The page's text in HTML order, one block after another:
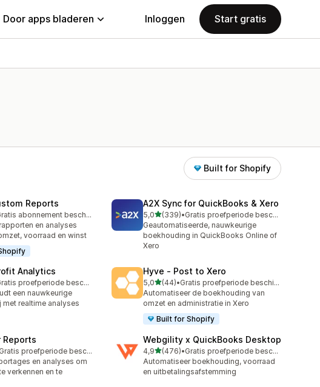
Door apps bladeren Inloggen Start gratis
Built for Shopify
Reports
in totaal
Gratis abonnement beschikbaar
en analyses
voorraad en winst
A2X Sync for QuickBooks & Xero
5,0van 5 sterren
(339)
339 recensies in totaal
•
Gratis proefperiode beschikbaar
Geautomatiseerde, nauwkeurige
boekhouding in QuickBooks Online of
Xero
Analytics
in totaal
Gratis proefperiode beschikbaar
een nauwkeurige
realtime analyses
Hyve ‑ Post to Xero
5,0van 5 sterren
(44)
44 recensies in totaal
•
Gratis proefperiode beschikbaar
Automatiseer de boekhouding van
omzet en administratie in Xero
Built for Shopify
Reports
in totaal
Gratis proefperiode beschikbaar
en analyses om
verkennen en te
Webgility x QuickBooks Desktop
4,9van 5 sterren
(476)
476 recensies in totaal
•
Gratis proefperiode beschikbaar
Automatiseer boekhouding, voorraad
en uitbetalingsafstemming